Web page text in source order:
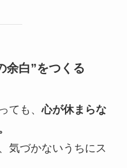
余白”をつくる
ても、心が休まらな
気づかないうちにス